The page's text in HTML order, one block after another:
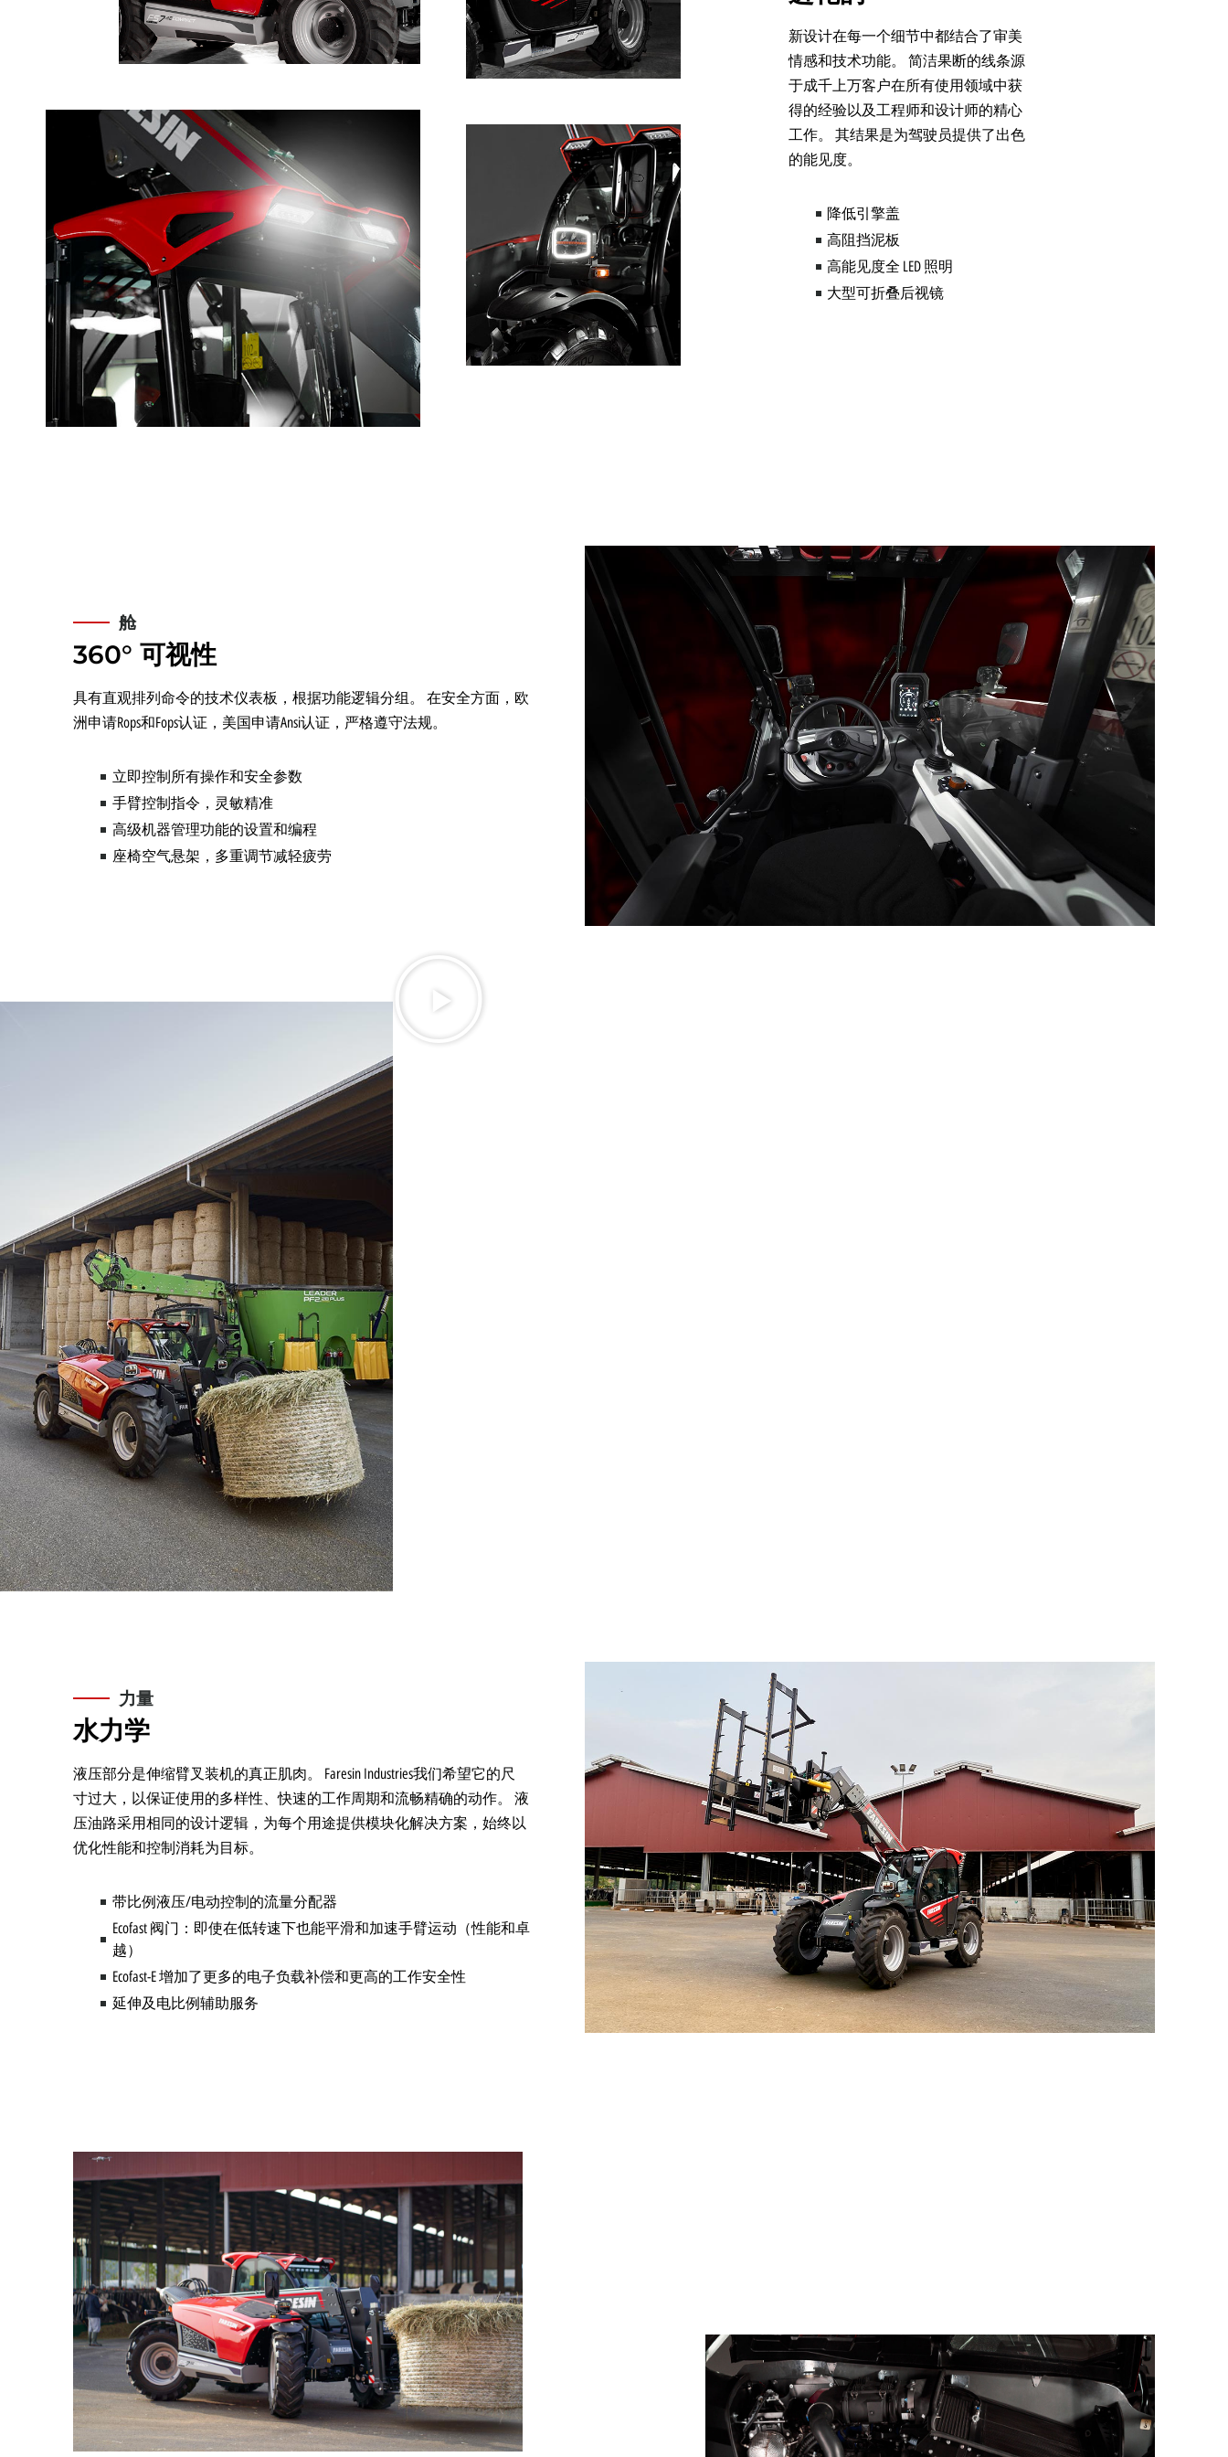
新设计在每一个细节中都结合了审美
情感和技术功能。 简洁果断的线条源
于成千上万客户在所有使用领域中获
得的经验以及工程师和设计师的精心
工作。 其结果是为驾驶员提供了出色
的能见度。
降低引擎盖
高阻挡泥板
高能见度全 LED 照明
大型可折叠后视镜
舱
360° 可视性
具有直观排列命令的技术仪表板，根据功能逻辑分组。 在安全方面，欧
洲申请Rops和Fops认证，美国申请Ansi认证，严格遵守法规。
立即控制所有操作和安全参数
手臂控制指令，灵敏精准
高级机器管理功能的设置和编程
座椅空气悬架，多重调节减轻疲劳
力量
水力学
液压部分是伸缩臂叉装机的真正肌肉。 Faresin Industries我们希望它的尺
寸过大，以保证使用的多样性、快速的工作周期和流畅精确的动作。 液
压油路采用相同的设计逻辑，为每个用途提供模块化解决方案，始终以
优化性能和控制消耗为目标。
带比例液压/电动控制的流量分配器
Ecofast 阀门：即使在低转速下也能平滑和加速手臂运动（性能和卓
越）
Ecofast-E 增加了更多的电子负载补偿和更高的工作安全性
延伸及电比例辅助服务